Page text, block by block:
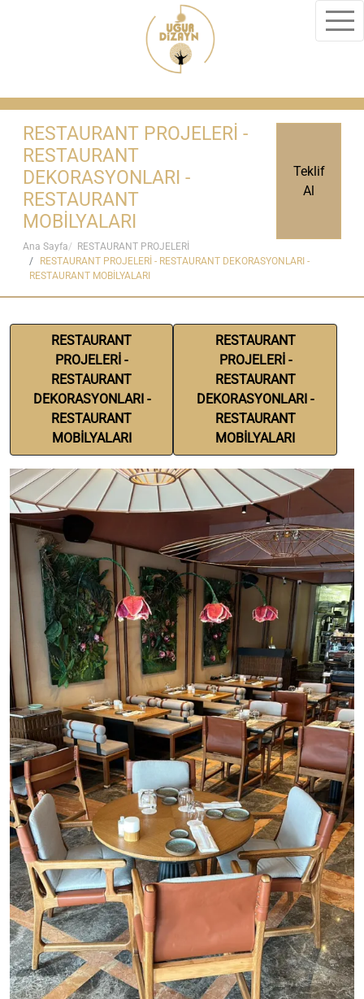
RESTAURANT PROJELERİ -
RESTAURANT
DEKORASYONLARI -
RESTAURANT
MOBİLYALARI
Teklif
Al
Ana Sayfa
RESTAURANT PROJELERİ
RESTAURANT PROJELERİ - RESTAURANT DEKORASYONLARI -
RESTAURANT MOBİLYALARI
RESTAURANT
PROJELERİ -
RESTAURANT
DEKORASYONLARI -
RESTAURANT
MOBİLYALARI
RESTAURANT
PROJELERİ -
RESTAURANT
DEKORASYONLARI -
RESTAURANT
MOBİLYALARI